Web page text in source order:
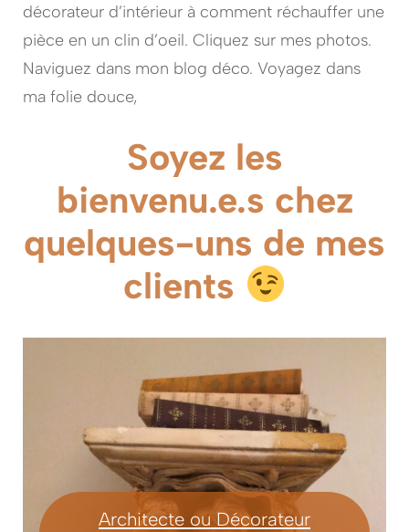
décorateur d’intérieur à comment réchauffer une
pièce en un clin d’oeil. Cliquez sur mes photos.
Naviguez dans mon blog déco. Voyagez dans
ma folie douce,
Soyez les
bienvenu.e.s chez
quelques-uns de mes
clients
Architecte ou Décorateur